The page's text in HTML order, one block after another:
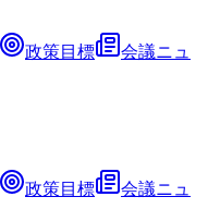
政策目標
会議ニュ
政策目標
会議ニュ